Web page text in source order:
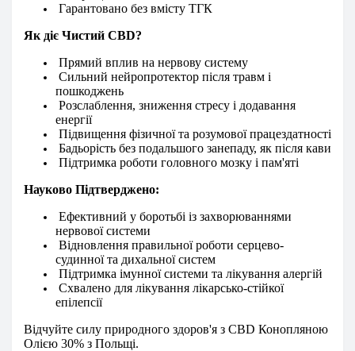
Гарантовано без вмісту ТГК
Як діє Чистий CBD?
Прямий вплив на нервову систему
Сильний нейропротектор після травм і
пошкоджень
Розслаблення, зниження стресу і додавання
енергії
Підвищення фізичної та розумової працездатності
Бадьорість без подальшого занепаду, як після кави
Підтримка роботи головного мозку і пам'яті
Науково Підтверджено:
Ефективний у боротьбі із захворюваннями
нервової системи
Відновлення правильної роботи серцево-
судинної та дихальної систем
Підтримка імунної системи та лікування алергій
Схвалено для лікування лікарсько-стійкої
епілепсії
Відчуйте силу природного здоров'я з CBD Конопляною
Олією 30% з Польщі.